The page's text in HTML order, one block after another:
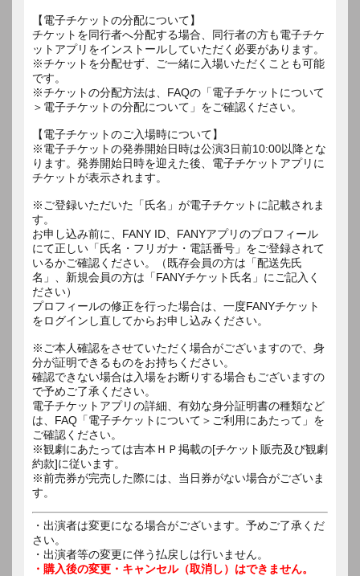
【電子チケットの分配について】
チケットを同行者へ分配する場合、同行者の方も電子チケ
ットアプリをインストールしていただく必要があります。
※チケットを分配せず、ご一緒に入場いただくことも可能
です。
※チケットの分配方法は、FAQの「電子チケットについて
＞電子チケットの分配について」をご確認ください。
【電子チケットのご入場時について】
※電子チケットの発券開始日時は公演3日前10:00以降とな
ります。発券開始日時を迎えた後、電子チケットアプリに
チケットが表示されます。
※ご登録いただいた「氏名」が電子チケットに記載されま
す。
お申し込み前に、FANY ID、FANYアプリのプロフィール
にて正しい「氏名・フリガナ・電話番号」をご登録されて
いるかご確認ください。（既存会員の方は「配送先氏
名」、新規会員の方は「FANYチケット氏名」にご記入く
ださい）
プロフィールの修正を行った場合は、一度FANYチケット
をログインし直してからお申し込みください。
※ご本人確認をさせていただく場合がございますので、身
分が証明できるものをお持ちください。
確認できない場合は入場をお断りする場合もございますの
で予めご了承ください。
電子チケットアプリの詳細、有効な身分証明書の種類など
は、FAQ「電子チケットについて＞ご利用にあたって」を
ご確認ください。
※観劇にあたっては吉本ＨＰ掲載の[チケット販売及び観劇
約款]に従います。
※前売券が完売した際には、当日券がない場合がございま
す。
・出演者は変更になる場合がございます。予めご了承くだ
さい。
・出演者等の変更に伴う払戻しは行いません。
・購入後の変更・キャンセル（取消し）はできません。